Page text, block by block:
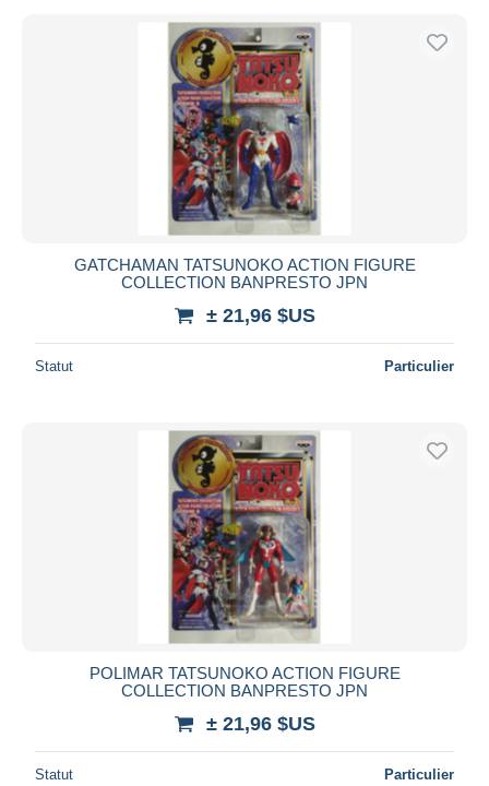
GATCHAMAN TATSUNOKO ACTION FIGURE
COLLECTION BANPRESTO JPN
± 21,96 $US
Statut Particulier
POLIMAR TATSUNOKO ACTION FIGURE
COLLECTION BANPRESTO JPN
± 21,96 $US
Statut Particulier